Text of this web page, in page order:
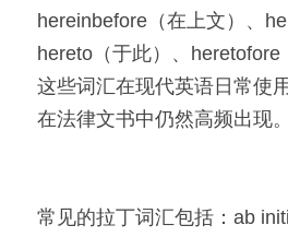
hereinbefore（在上文）、
hereto（于此）、heretofore
这些词汇在现代英语日常使
在法律文书中仍然高频出现。
常见的拉丁词汇包括：ab